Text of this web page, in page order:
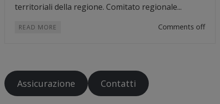
territoriali della regione. Comitato regionale...
READ MORE Comments off
Assicurazione Contatti